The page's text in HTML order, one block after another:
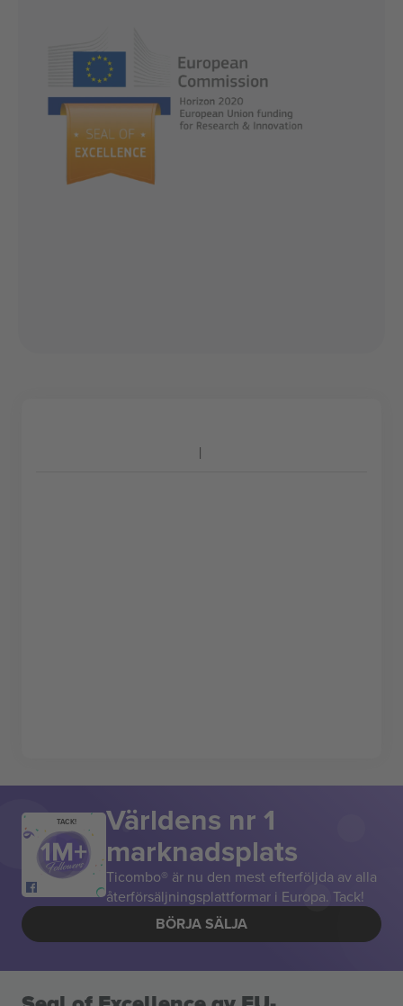
TACK! Världens nr 1
marknadsplats
Ticombo® är nu den mest efterföljda av alla
återförsäljningsplattformar i Europa. Tack!
BÖRJA SÄLJA